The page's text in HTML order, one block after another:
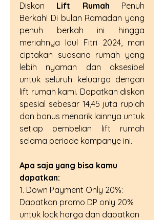
Diskon Lift Rumah Penuh
Berkah! Di bulan Ramadan yang
penuh berkah ini hingga
meriahnya Idul Fitri 2024, mari
ciptakan suasana rumah yang
lebih nyaman dan aksesibel
untuk seluruh keluarga dengan
lift rumah kami. Dapatkan diskon
spesial sebesar 14,45 juta rupiah
dan bonus menarik lainnya untuk
setiap pembelian lift rumah
selama periode kampanye ini.
Apa saja yang bisa kamu
dapatkan:
1. Down Payment Only 20%:
Dapatkan promo DP only 20%
untuk lock harga dan dapatkan